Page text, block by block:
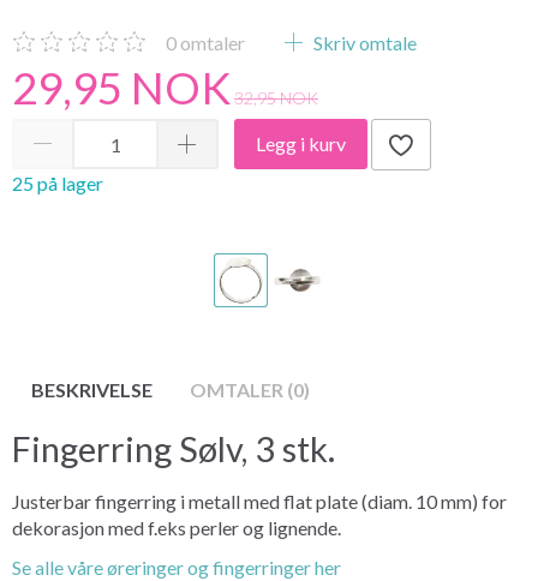
0 omtaler Skriv omtale
29,95 NOK 32,95 NOK
Legg i kurv
25 på lager
BESKRIVELSE OMTALER (0)
Fingerring Sølv, 3 stk.
Justerbar fingerring i metall med flat plate (diam. 10 mm) for
dekorasjon med f.eks perler og lignende.
Se alle våre øreringer og fingerringer her